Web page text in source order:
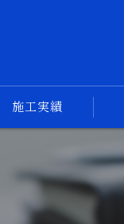
施工実績